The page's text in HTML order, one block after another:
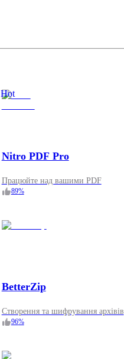
Hot
Nitro PDF Pro
Працюйте над вашими PDF
89%
BetterZip
Створення та шифрування архівів
96%